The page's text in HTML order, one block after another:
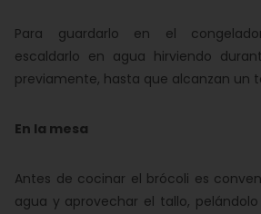
Para guardarlo en el
escaldarlo en agua hirviendo
previamente, hasta que alcanzan un
En la mesa
Antes de cocinar el brócoli es
agua y aprovechar el tallo,